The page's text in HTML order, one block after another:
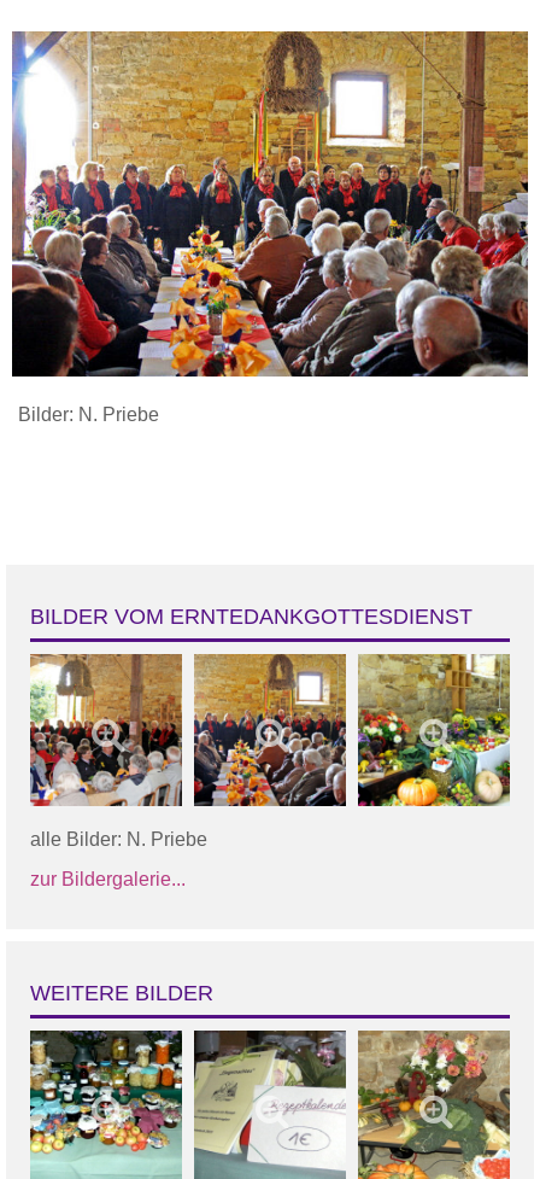
Bilder: N. Priebe
BILDER VOM ERNTEDANKGOTTESDIENST
alle Bilder: N. Priebe
zur Bildergalerie...
WEITERE BILDER